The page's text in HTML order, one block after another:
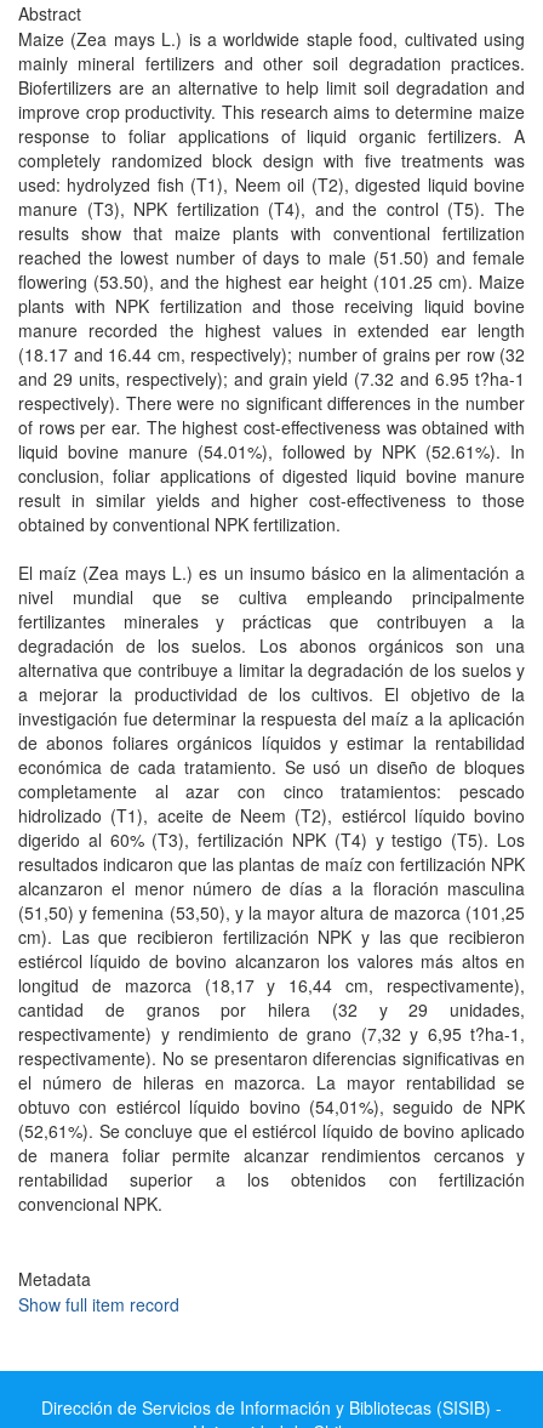
Abstract
Maize (Zea mays L.) is a worldwide staple food, cultivated using
mainly mineral fertilizers and other soil degradation practices.
Biofertilizers are an alternative to help limit soil degradation and
improve crop productivity. This research aims to determine maize
response to foliar applications of liquid organic fertilizers. A
completely randomized block design with five treatments was
used: hydrolyzed fish (T1), Neem oil (T2), digested liquid bovine
manure (T3), NPK fertilization (T4), and the control (T5). The
results show that maize plants with conventional fertilization
reached the lowest number of days to male (51.50) and female
flowering (53.50), and the highest ear height (101.25 cm). Maize
plants with NPK fertilization and those receiving liquid bovine
manure recorded the highest values in extended ear length
(18.17 and 16.44 cm, respectively); number of grains per row (32
and 29 units, respectively); and grain yield (7.32 and 6.95 t?ha-1
respectively). There were no significant differences in the number
of rows per ear. The highest cost-effectiveness was obtained with
liquid bovine manure (54.01%), followed by NPK (52.61%). In
conclusion, foliar applications of digested liquid bovine manure
result in similar yields and higher cost-effectiveness to those
obtained by conventional NPK fertilization.
El maíz (Zea mays L.) es un insumo básico en la alimentación a
nivel mundial que se cultiva empleando principalmente
fertilizantes minerales y prácticas que contribuyen a la
degradación de los suelos. Los abonos orgánicos son una
alternativa que contribuye a limitar la degradación de los suelos y
a mejorar la productividad de los cultivos. El objetivo de la
investigación fue determinar la respuesta del maíz a la aplicación
de abonos foliares orgánicos líquidos y estimar la rentabilidad
económica de cada tratamiento. Se usó un diseño de bloques
completamente al azar con cinco tratamientos: pescado
hidrolizado (T1), aceite de Neem (T2), estiércol líquido bovino
digerido al 60% (T3), fertilización NPK (T4) y testigo (T5). Los
resultados indicaron que las plantas de maíz con fertilización NPK
alcanzaron el menor número de días a la floración masculina
(51,50) y femenina (53,50), y la mayor altura de mazorca (101,25
cm). Las que recibieron fertilización NPK y las que recibieron
estiércol líquido de bovino alcanzaron los valores más altos en
longitud de mazorca (18,17 y 16,44 cm, respectivamente),
cantidad de granos por hilera (32 y 29 unidades,
respectivamente) y rendimiento de grano (7,32 y 6,95 t?ha-1,
respectivamente). No se presentaron diferencias significativas en
el número de hileras en mazorca. La mayor rentabilidad se
obtuvo con estiércol líquido bovino (54,01%), seguido de NPK
(52,61%). Se concluye que el estiércol líquido de bovino aplicado
de manera foliar permite alcanzar rendimientos cercanos y
rentabilidad superior a los obtenidos con fertilización
convencional NPK.
Metadata
Show full item record
Dirección de Servicios de Información y Bibliotecas (SISIB) -